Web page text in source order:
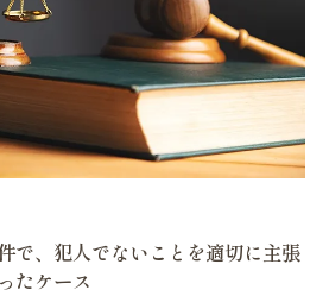
で、犯人でないことを適切に主張
たケース